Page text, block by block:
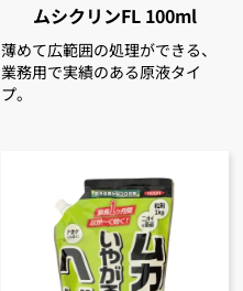
ムシクリンFL 100ml
薄めて広範囲の処理ができる、
業務用で実績のある原液タイ
プ。